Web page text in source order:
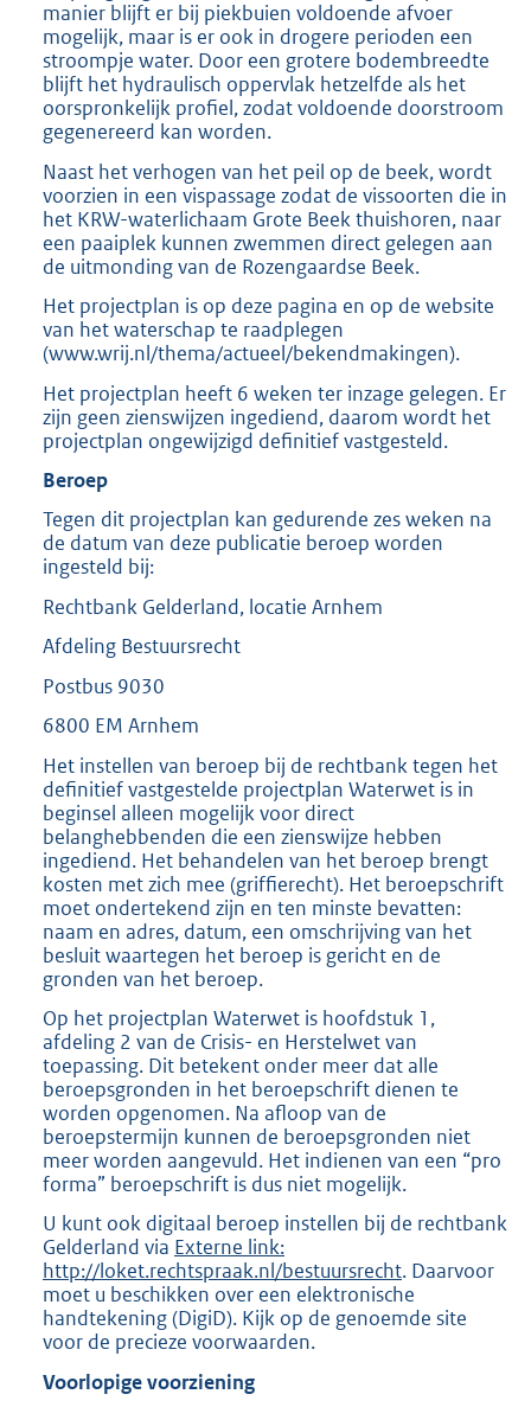
manier blijft er bij piekbuien voldoende afvoer
mogelijk, maar is er ook in drogere perioden een
stroompje water. Door een grotere bodembreedte
blijft het hydraulisch oppervlak hetzelfde als het
oorspronkelijk profiel, zodat voldoende doorstroom
gegenereerd kan worden.
Naast het verhogen van het peil op de beek, wordt
voorzien in een vispassage zodat de vissoorten die in
het KRW-waterlichaam Grote Beek thuishoren, naar
een paaiplek kunnen zwemmen direct gelegen aan
de uitmonding van de Rozengaardse Beek.
Het projectplan is op deze pagina en op de website
van het waterschap te raadplegen
(www.wrij.nl/thema/actueel/bekendmakingen).
Het projectplan heeft 6 weken ter inzage gelegen. Er
zijn geen zienswijzen ingediend, daarom wordt het
projectplan ongewijzigd definitief vastgesteld.
Beroep
Tegen dit projectplan kan gedurende zes weken na
de datum van deze publicatie beroep worden
ingesteld bij:
Rechtbank Gelderland, locatie Arnhem
Afdeling Bestuursrecht
Postbus 9030
6800 EM Arnhem
Het instellen van beroep bij de rechtbank tegen het
definitief vastgestelde projectplan Waterwet is in
beginsel alleen mogelijk voor direct
belanghebbenden die een zienswijze hebben
ingediend. Het behandelen van het beroep brengt
kosten met zich mee (griffierecht). Het beroepschrift
moet ondertekend zijn en ten minste bevatten:
naam en adres, datum, een omschrijving van het
besluit waartegen het beroep is gericht en de
gronden van het beroep.
Op het projectplan Waterwet is hoofdstuk 1,
afdeling 2 van de Crisis- en Herstelwet van
toepassing. Dit betekent onder meer dat alle
beroepsgronden in het beroepschrift dienen te
worden opgenomen. Na afloop van de
beroepstermijn kunnen de beroepsgronden niet
meer worden aangevuld. Het indienen van een “pro
forma” beroepschrift is dus niet mogelijk.
U kunt ook digitaal beroep instellen bij de rechtbank
Gelderland via Externe link:
http://loket.rechtspraak.nl/bestuursrecht. Daarvoor
moet u beschikken over een elektronische
handtekening (DigiD). Kijk op de genoemde site
voor de precieze voorwaarden.
Voorlopige voorziening